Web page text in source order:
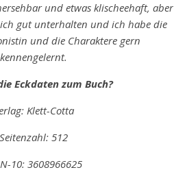
und etwas klischeehaft, aber
gut unterhalten und ich habe die
und die Charaktere gern
kennengelernt.
Eckdaten zum Buch?
Klett-Cotta
Seitenzahl: 512
10: 3608966625